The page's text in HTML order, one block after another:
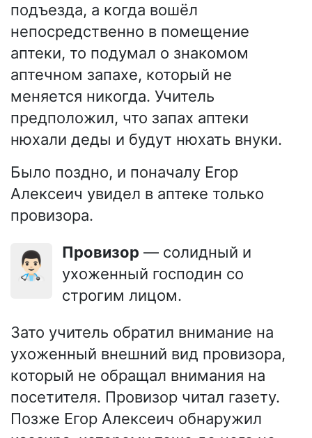
подъезда, а когда вошёл
непосредственно в помещение
аптеки, то подумал о знакомом
аптечном запахе, который не
меняется никогда. Учитель
предположил, что запах аптеки
нюхали деды и будут нюхать внуки.
Было поздно, и поначалу Егор
Алексеич увидел в аптеке только
провизора.
👨🏻‍⚕️ Провизор — солидный и
ухоженный господин со
строгим лицом.
Зато учитель обратил внимание на
ухоженный внешний вид провизора,
который не обращал внимания на
посетителя. Провизор читал газету.
Позже Егор Алексеич обнаружил